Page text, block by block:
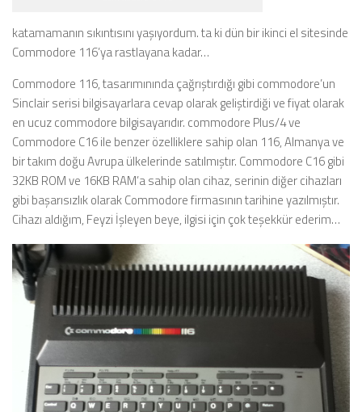
katamamanın sıkıntısını yaşıyordum. ta ki dün bir ikinci el sitesinde
Commodore 116’ya rastlayana kadar…
Commodore 116, tasarımınında çağrıştırdığı gibi commodore’un
Sinclair serisi bilgisayarlara cevap olarak geliştirdiği ve fiyat olarak
en ucuz commodore bilgisayarıdır. commodore Plus/4 ve
Commodore C16 ile benzer özelliklere sahip olan 116, Almanya ve
bir takım doğu Avrupa ülkelerinde satılmıştır. Commodore C16 gibi
32KB ROM ve 16KB RAM’a sahip olan cihaz, serinin diğer cihazları
gibi başarısızlık olarak Commodore firmasının tarihine yazılmıştır.
Cihazı aldığım, Feyzi İşleyen beye, ilgisi için çok teşekkür ederim…